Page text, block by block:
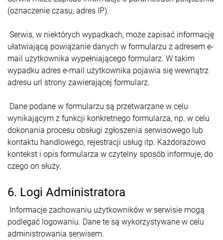
(oznaczenie czasu, adres IP).
Serwis, w niektórych wypadkach, może zapisać informację
ułatwiającą powiązanie danych w formularzu z adresem e-
mail użytkownika wypełniającego formularz. W takim
wypadku adres e-mail użytkownika pojawia się wewnątrz
adresu url strony zawierającej formularz.
Dane podane w formularzu są przetwarzane w celu
wynikającym z funkcji konkretnego formularza, np. w celu
dokonania procesu obsługi zgłoszenia serwisowego lub
kontaktu handlowego, rejestracji usług itp. Każdorazowo
kontekst i opis formularza w czytelny sposób informuje, do
czego on służy.
6. Logi Administratora
Informacje zachowaniu użytkowników w serwisie mogą
podlegać logowaniu. Dane te są wykorzystywane w celu
administrowania serwisem.